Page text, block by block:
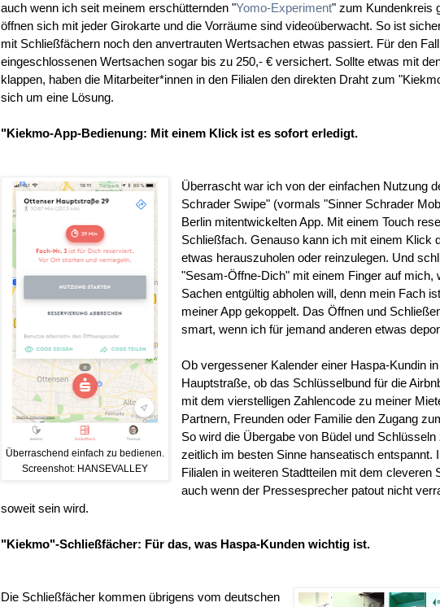
auch wenn ich seit meinem erschütternden "Yomo-Experiment" zum Kundenkreis
öffnen sich mit jeder Girokarte und die Vorräume sind videoüberwacht. So ist
mit Schließfächern noch den anvertrauten Wertsachen etwas passiert. Für den
eingeschlossenen Wertsachen sogar bis zu 250,- € versichert. Sollte etwas mit
klappen, haben die Mitarbeiter*innen in den Filialen den direkten Draht zum
sich um eine Lösung.
"Kiekmo-App-Bedienung: Mit einem Klick ist es sofort erledigt.
Überraschend einfach zu bedienen.
Screenshot: HANSEVALLEY
Überrascht war ich von der einfachen Nutzung
Schrader Swipe" (vormals "Sinner Schrader
Berlin mitentwickelten App. Mit einem Touch
Schließfach. Genauso kann ich mit einem Klick
etwas herauszuholen oder reinzulegen. Und
"Sesam-Öffne-Dich" mit einem Finger auf mich,
Sachen entgültig abholen will, denn mein Fach
meiner App gekoppelt. Das Öffnen und
smart, wenn ich für jemand anderen etwas
Ob vergessener Kalender einer Haspa-Kundin
Hauptstraße, ob das Schlüsselbund für die
mit dem vierstelligen Zahlencode zu meiner
Partnern, Freunden oder Familie den Zugang
So wird die Übergabe von Büdel und
zeitlich im besten Sinne hanseatisch entspannt.
Filialen in weiteren Stadtteilen mit dem cleveren
auch wenn der Pressesprecher patout nicht
soweit sein wird.
"Kiekmo"-Schließfächer: Für das, was Haspa-Kunden wichtig ist.
Die Schließfächer kommen übrigens vom deutschen